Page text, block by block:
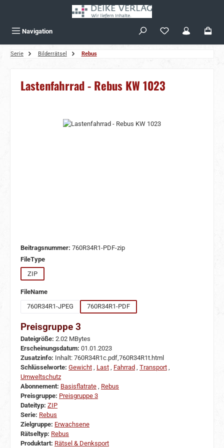
Navigation
Serie Bilderrätsel Rebus
Lastenfahrrad - Rebus KW 1023
Bildergalerie überspringen
Beitragsnummer: 760R34R1-PDF-zip
FileTypeauswählen
ZIP
FileNameauswählen
760R34R1-JPEG
760R34R1-PDF
Preisgruppe 3
Dateigröße: 2.02 MBytes
Erscheinungsdatum: 01.01.2023
Zusatzinfo: Inhalt: 760R34R1c.pdf,760R34R1t.html
Schlüsselworte: Gewicht Last Fahrrad Transport
Umweltschutz
Abonnement: Basisflatrate
Rebus
Preisgruppe: Preisgruppe 3
Dateityp: ZIP
Serie: Rebus
Zielgruppe: Erwachsene
Rätseltyp: Rebus
Produktart: Rätsel & Denksport